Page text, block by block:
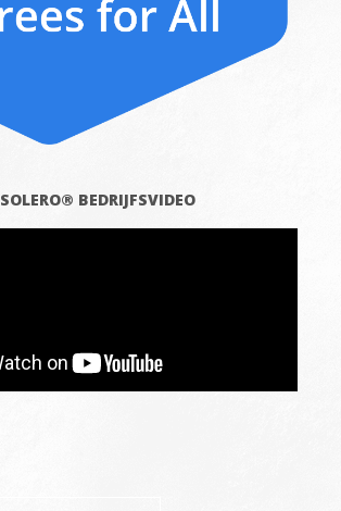
SOLERO® BEDRIJFSVIDEO